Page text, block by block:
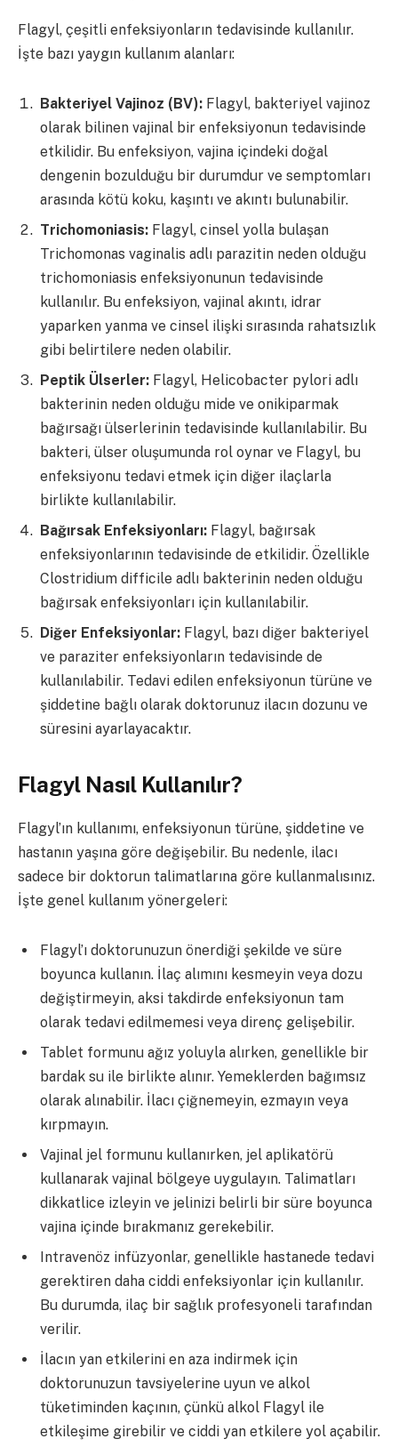
Flagyl, çeşitli enfeksiyonların tedavisinde kullanılır.
İşte bazı yaygın kullanım alanları:
Bakteriyel Vajinoz (BV): Flagyl, bakteriyel vajinoz
olarak bilinen vajinal bir enfeksiyonun tedavisinde
etkilidir. Bu enfeksiyon, vajina içindeki doğal
dengenin bozulduğu bir durumdur ve semptomları
arasında kötü koku, kaşıntı ve akıntı bulunabilir.
Trichomoniasis: Flagyl, cinsel yolla bulaşan
Trichomonas vaginalis adlı parazitin neden olduğu
trichomoniasis enfeksiyonunun tedavisinde
kullanılır. Bu enfeksiyon, vajinal akıntı, idrar
yaparken yanma ve cinsel ilişki sırasında rahatsızlık
gibi belirtilere neden olabilir.
Peptik Ülserler: Flagyl, Helicobacter pylori adlı
bakterinin neden olduğu mide ve onikiparmak
bağırsağı ülserlerinin tedavisinde kullanılabilir. Bu
bakteri, ülser oluşumunda rol oynar ve Flagyl, bu
enfeksiyonu tedavi etmek için diğer ilaçlarla
birlikte kullanılabilir.
Bağırsak Enfeksiyonları: Flagyl, bağırsak
enfeksiyonlarının tedavisinde de etkilidir. Özellikle
Clostridium difficile adlı bakterinin neden olduğu
bağırsak enfeksiyonları için kullanılabilir.
Diğer Enfeksiyonlar: Flagyl, bazı diğer bakteriyel
ve paraziter enfeksiyonların tedavisinde de
kullanılabilir. Tedavi edilen enfeksiyonun türüne ve
şiddetine bağlı olarak doktorunuz ilacın dozunu ve
süresini ayarlayacaktır.
Flagyl Nasıl Kullanılır?
Flagyl’ın kullanımı, enfeksiyonun türüne, şiddetine ve
hastanın yaşına göre değişebilir. Bu nedenle, ilacı
sadece bir doktorun talimatlarına göre kullanmalısınız.
İşte genel kullanım yönergeleri:
Flagyl’ı doktorunuzun önerdiği şekilde ve süre
boyunca kullanın. İlaç alımını kesmeyin veya dozu
değiştirmeyin, aksi takdirde enfeksiyonun tam
olarak tedavi edilmemesi veya direnç gelişebilir.
Tablet formunu ağız yoluyla alırken, genellikle bir
bardak su ile birlikte alınır. Yemeklerden bağımsız
olarak alınabilir. İlacı çiğnemeyin, ezmayın veya
kırpmayın.
Vajinal jel formunu kullanırken, jel aplikatörü
kullanarak vajinal bölgeye uygulayın. Talimatları
dikkatlice izleyin ve jelinizi belirli bir süre boyunca
vajina içinde bırakmanız gerekebilir.
Intravenöz infüzyonlar, genellikle hastanede tedavi
gerektiren daha ciddi enfeksiyonlar için kullanılır.
Bu durumda, ilaç bir sağlık profesyoneli tarafından
verilir.
İlacın yan etkilerini en aza indirmek için
doktorunuzun tavsiyelerine uyun ve alkol
tüketiminden kaçının, çünkü alkol Flagyl ile
etkileşime girebilir ve ciddi yan etkilere yol açabilir.